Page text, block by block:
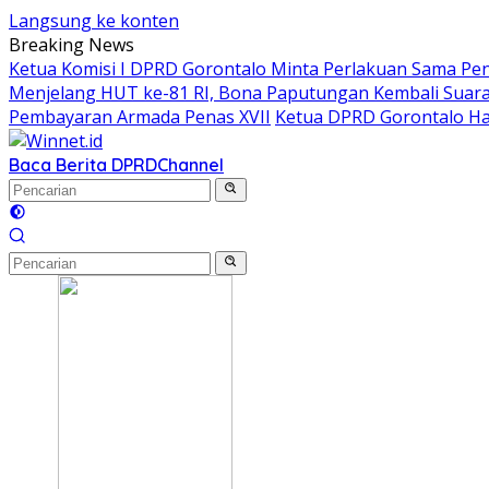
Langsung ke konten
Breaking News
Ketua Komisi I DPRD Gorontalo Minta Perlakuan Sama
Menjelang HUT ke-81 RI, Bona Paputungan Kembali
Pembayaran Armada Penas XVII Ketua DPRD Gorontalo
Baca Berita DPRDChannel